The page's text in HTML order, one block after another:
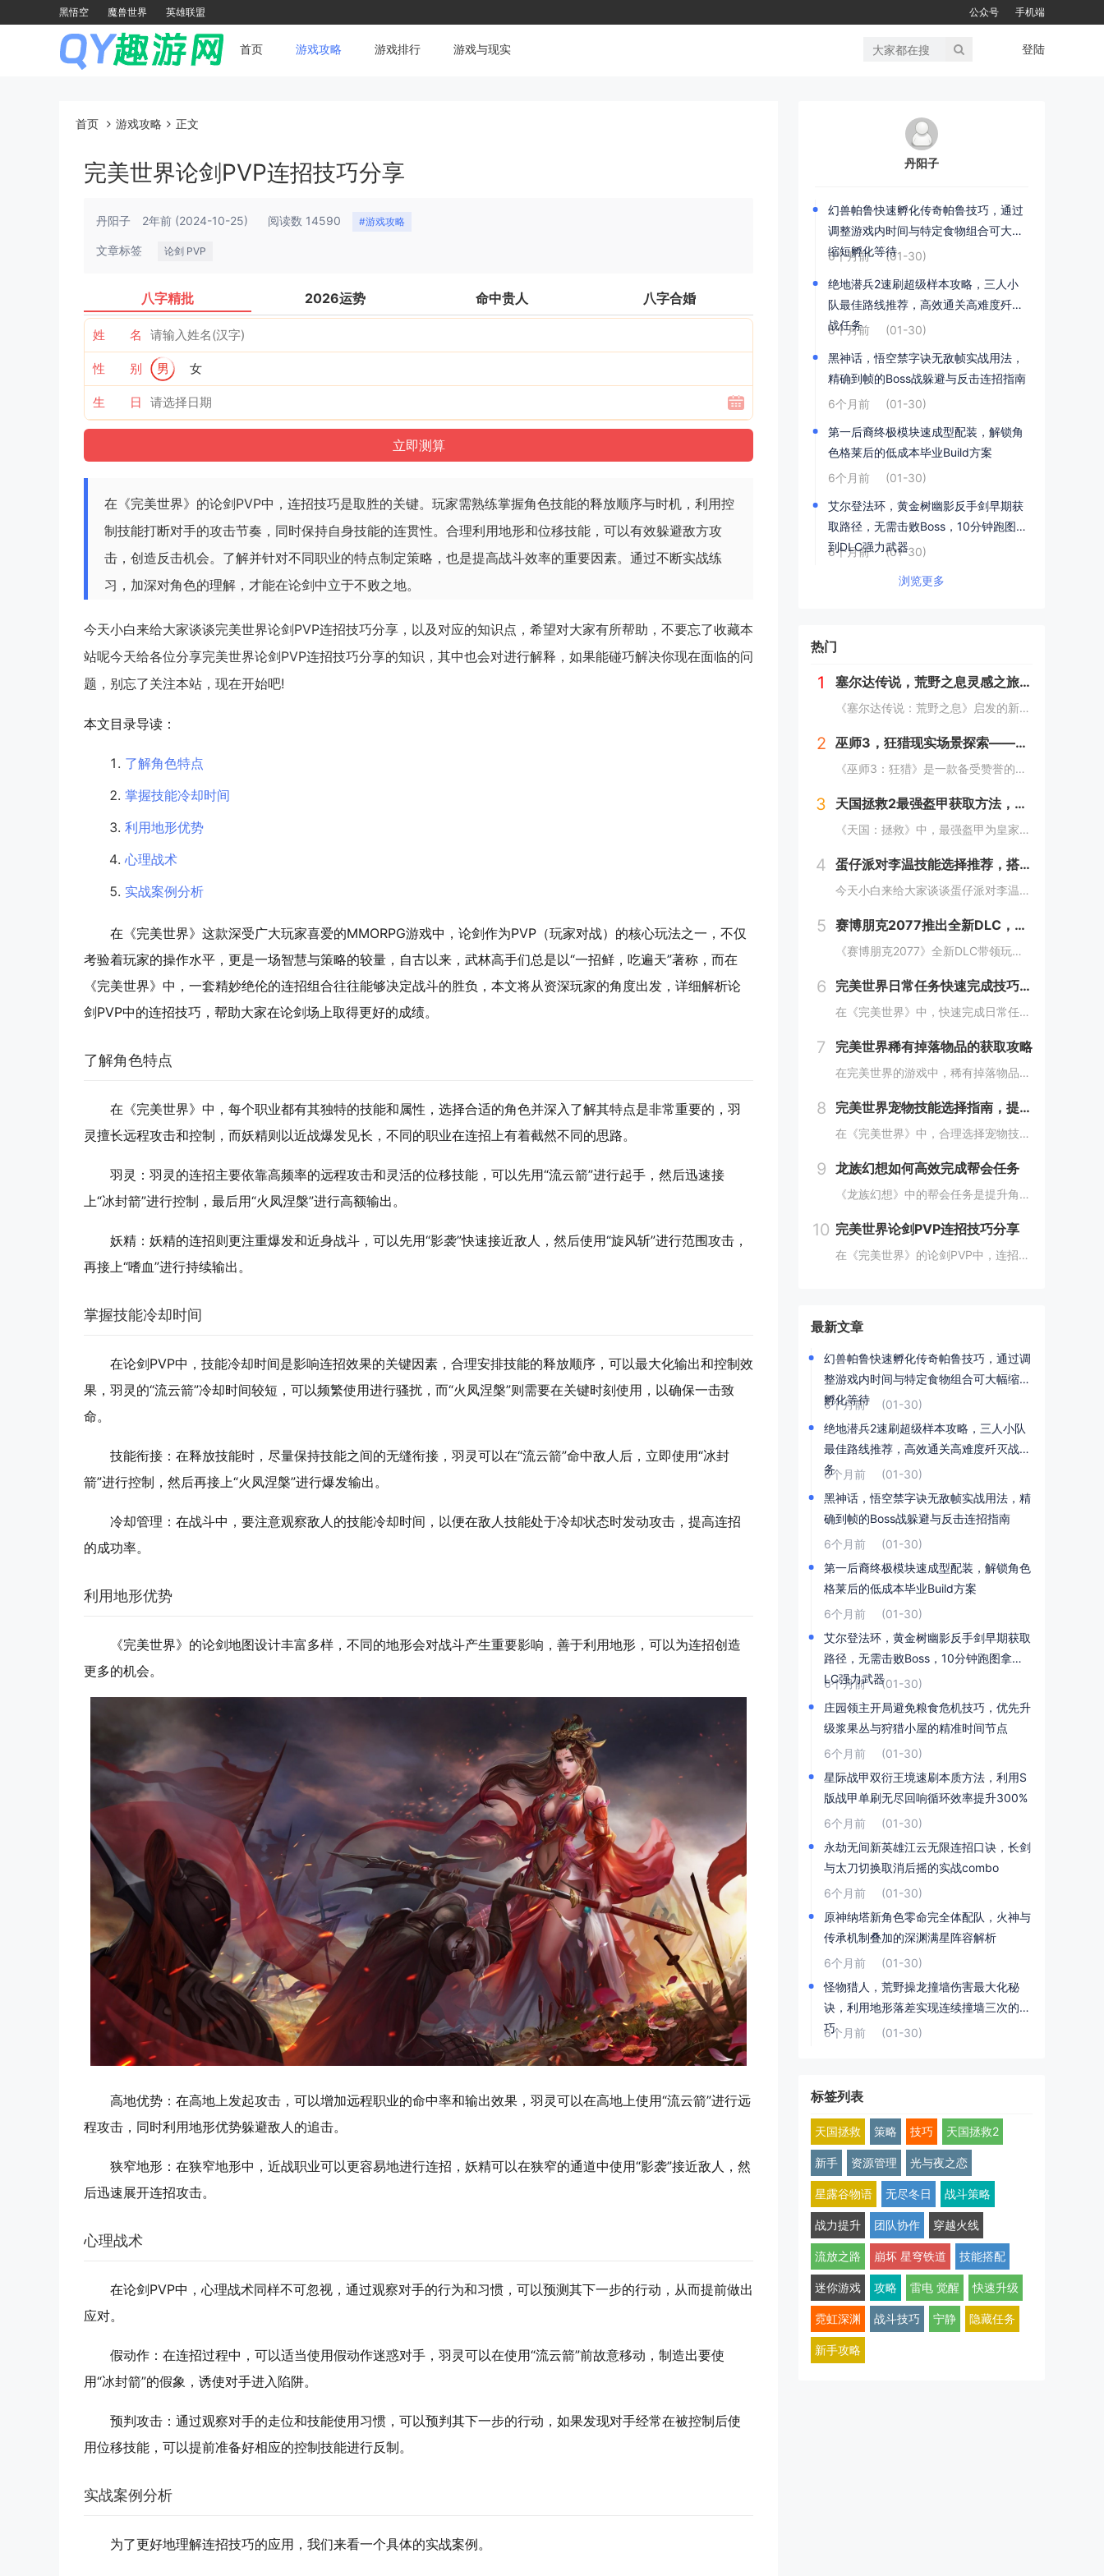
黑悟空 魔兽世界 英雄联盟 公众号 手机端
首页 游戏攻略 游戏排行 游戏与现实 登陆
首页 游戏攻略 正文
完美世界论剑PVP连招技巧分享
丹阳子 2年前 (2024-10-25) 阅读数 14590 #游戏攻略
文章标签 论剑 PVP
八字精批 2026运势 命中贵人 八字合婚
姓 名
性 别 男 女
生 日
在《完美世界》的论剑PVP中，连招技巧是取胜的关键。玩家需熟练掌握角色技能的释放顺序与时机，利用控
制技能打断对手的攻击节奏，同时保持自身技能的连贯性。合理利用地形和位移技能，可以有效躲避敌方攻
击，创造反击机会。了解并针对不同职业的特点制定策略，也是提高战斗效率的重要因素。通过不断实战练
习，加深对角色的理解，才能在论剑中立于不败之地。
今天小白来给大家谈谈完美世界论剑PVP连招技巧分享，以及对应的知识点，希望对大家有所帮助，不要忘了收藏本
站呢今天给各位分享完美世界论剑PVP连招技巧分享的知识，其中也会对进行解释，如果能碰巧解决你现在面临的问
题，别忘了关注本站，现在开始吧!
本文目录导读：
了解角色特点
掌握技能冷却时间
利用地形优势
心理战术
实战案例分析
在《完美世界》这款深受广大玩家喜爱的MMORPG游戏中，论剑作为PVP（玩家对战）的核心玩法之一，不仅
考验着玩家的操作水平，更是一场智慧与策略的较量，自古以来，武林高手们总是以“一招鲜，吃遍天”著称，而在
《完美世界》中，一套精妙绝伦的连招组合往往能够决定战斗的胜负，本文将从资深玩家的角度出发，详细解析论
剑PVP中的连招技巧，帮助大家在论剑场上取得更好的成绩。
了解角色特点
在《完美世界》中，每个职业都有其独特的技能和属性，选择合适的角色并深入了解其特点是非常重要的，羽
灵擅长远程攻击和控制，而妖精则以近战爆发见长，不同的职业在连招上有着截然不同的思路。
羽灵 ：羽灵的连招主要依靠高频率的远程攻击和灵活的位移技能，可以先用“流云箭”进行起手，然后迅速接
上“冰封箭”进行控制，最后用“火凤涅槃”进行高额输出。
妖精 ：妖精的连招则更注重爆发和近身战斗，可以先用“影袭”快速接近敌人，然后使用“旋风斩”进行范围攻击，
再接上“嗜血”进行持续输出。
掌握技能冷却时间
在论剑PVP中，技能冷却时间是影响连招效果的关键因素，合理安排技能的释放顺序，可以最大化输出和控制效
果，羽灵的“流云箭”冷却时间较短，可以频繁使用进行骚扰，而“火凤涅槃”则需要在关键时刻使用，以确保一击致
命。
技能衔接 ：在释放技能时，尽量保持技能之间的无缝衔接，羽灵可以在“流云箭”命中敌人后，立即使用“冰封
箭”进行控制，然后再接上“火凤涅槃”进行爆发输出。
冷却管理 ：在战斗中，要注意观察敌人的技能冷却时间，以便在敌人技能处于冷却状态时发动攻击，提高连招
的成功率。
利用地形优势
《完美世界》的论剑地图设计丰富多样，不同的地形会对战斗产生重要影响，善于利用地形，可以为连招创造
更多的机会。
高地优势 ：在高地上发起攻击，可以增加远程职业的命中率和输出效果，羽灵可以在高地上使用“流云箭”进行远
程攻击，同时利用地形优势躲避敌人的追击。
狭窄地形 ：在狭窄地形中，近战职业可以更容易地进行连招，妖精可以在狭窄的通道中使用“影袭”接近敌人，然
后迅速展开连招攻击。
心理战术
在论剑PVP中，心理战术同样不可忽视，通过观察对手的行为和习惯，可以预测其下一步的行动，从而提前做出
应对。
假动作 ：在连招过程中，可以适当使用假动作迷惑对手，羽灵可以在使用“流云箭”前故意移动，制造出要使
用“冰封箭”的假象，诱使对手进入陷阱。
预判攻击 ：通过观察对手的走位和技能使用习惯，可以预判其下一步的行动，如果发现对手经常在被控制后使
用位移技能，可以提前准备好相应的控制技能进行反制。
实战案例分析
为了更好地理解连招技巧的应用，我们来看一个具体的实战案例。
丹阳子
幻兽帕鲁快速孵化传奇帕鲁技巧，通过
调整游戏内时间与特定食物组合可大幅
缩短孵化等待
6个月前
(01-30)
绝地潜兵2速刷超级样本攻略，三人小
队最佳路线推荐，高效通关高难度歼灭
战任务
6个月前
(01-30)
黑神话，悟空禁字诀无敌帧实战用法，
精确到帧的Boss战躲避与反击连招指南
6个月前
(01-30)
第一后裔终极模块速成型配装，解锁角
色格莱后的低成本毕业Build方案
6个月前
(01-30)
艾尔登法环，黄金树幽影反手剑早期获
取路径，无需击败Boss，10分钟跑图拿
到DLC强力武器
6个月前 (01-30)
浏览更多
热门
1 塞尔达传说，荒野之息灵感之旅——新西兰南岛峡湾探秘与荒野生存体验
《塞尔达传说：荒野之息》启发的新西兰南岛之旅，探索了其壮丽的自然风光与荒野生存体验。在峡湾国家公园，你将亲历游戏般的奇妙景色，从镜面般的湖泊、雄伟的山脉到神秘的森林，每一处都仿佛是游戏中的场景再现。你可以参与野外生存活动，学习采集、搭建庇护...
2 巫师3，狂猎现实场景探索——波兰的梅德韦德堡与温特堡城堡的奇幻之旅
《巫师3：狂猎》是一款备受赞誉的角色扮演游戏，其现实中的灵感来源之一是波兰的梅德韦德堡和温特堡城堡。这两处地点以其独特的中世纪建筑风格和壮丽的自然风光，为游戏营造了奇幻而真实的背景。梅德韦德堡位于波兰南部，拥有悠久的历史和神秘氛围；而温特堡...
3 天国拯救2最强盔甲获取方法，全套装位置一览
《天国：拯救》中，最强盔甲为皇家骑士盔甲，获取较为复杂。首先需完成“皇家侍卫”任务线，帮助亨利成为国王的私人护卫。之后，在王宫内找到盔甲的具体位置，通常藏于密室或特定房间。完成相关任务后，玩家可获得这套顶级装备，大幅提升防御力和战斗能力。游...
4 蛋仔派对李温技能选择推荐，搭配出最佳套路
今天小白来给大家谈谈蛋仔派对李温技能选择推荐，搭配出最佳套路，以及蛋仔派对攻略对应的知识点，希望对大家有所帮助，不要忘了收藏本站呢今天给各位分享蛋仔派对李温技能选择推荐，搭配出最佳套路的知识，其中也会对蛋仔派对攻略进行解释，如果能碰巧解决你...
5 赛博朋克2077推出全新DLC，探索未来城市的秘密和新任务
《赛博朋克2077》全新DLC带领玩家深入未来城市，揭示隐藏的秘密并开启一系列新任务。在这一扩展内容中，玩家将有机会探索更多未知区域，体验丰富多彩的剧情，与全新角色互动，进一步丰富游戏世界的沉浸感与可玩性。今天小白来给大家谈谈《赛博朋克20...
6 完美世界日常任务快速完成技巧，轻松获取丰厚奖励
在《完美世界》中，快速完成日常任务不仅能节省时间，还能确保玩家获得丰厚的奖励。合理规划任务路线，优先选择高经验值和金币奖励的任务。利用双倍经验时间进行任务，可以事半功倍。组队完成任务效率更高，特别是对于需要击败强大敌人的任务。不要忘记使用游...
7 完美世界稀有掉落物品的获取攻略
在完美世界的游戏中，稀有掉落物品是玩家追求的目标之一。这些物品通常只能通过特定的活动、副本或怪物获得，且掉落率极低。为了提高获取几率，玩家可以组队参与高难度副本，多次挑战以增加机会；参加限时活动，如节日庆典和特殊任务，这些活动往往会有额外奖...
8 完美世界宠物技能选择指南，提高宠物实力的技巧
在《完美世界》中，合理选择宠物技能是提升宠物实力的关键。优先考虑增强宠物基础属性的技能，如攻击、防御和生命值。根据宠物类型和定位，选择合适的主动或被动技能，如控制、辅助或输出技能。利用宠物技能书升级技能等级，以及通过宠物合成功能优化技能组合...
9 龙族幻想如何高效完成帮会任务
《龙族幻想》中的帮会任务是提升角色实力和获得丰厚奖励的重要途径。要高效完成帮会任务，首先需要合理安排时间，选择高效率的任务组合，如组队完成副本或集体参与帮会活动。利用好帮会资源，如经验药水、加速道具等，可以显著提高任务完成速度。积极与帮会成...
10 完美世界论剑PVP连招技巧分享
在《完美世界》的论剑PVP中，连招技巧是取胜的关键。玩家需熟练掌握角色技能的释放顺序与时机，利用控制技能打断对手的攻击节奏，同时保持自身技能的连贯性。合理利用地形和位移技能，可以有效躲避敌方攻击，创造反击机会。了解并针对不同职业的特点制定策...
最新文章
幻兽帕鲁快速孵化传奇帕鲁技巧，通过调
整游戏内时间与特定食物组合可大幅缩短
孵化等待
6个月前
(01-30)
绝地潜兵2速刷超级样本攻略，三人小队
最佳路线推荐，高效通关高难度歼灭战任
务
6个月前
(01-30)
黑神话，悟空禁字诀无敌帧实战用法，精
确到帧的Boss战躲避与反击连招指南
6个月前
(01-30)
第一后裔终极模块速成型配装，解锁角色
格莱后的低成本毕业Build方案
6个月前
(01-30)
艾尔登法环，黄金树幽影反手剑早期获取
路径，无需击败Boss，10分钟跑图拿到D
LC强力武器
6个月前
(01-30)
庄园领主开局避免粮食危机技巧，优先升
级浆果丛与狩猎小屋的精准时间节点
6个月前
(01-30)
星际战甲双衍王境速刷本质方法，利用S
版战甲单刷无尽回响循环效率提升300%
6个月前
(01-30)
永劫无间新英雄江云无限连招口诀，长剑
与太刀切换取消后摇的实战combo
6个月前
(01-30)
原神纳塔新角色零命完全体配队，火神与
传承机制叠加的深渊满星阵容解析
6个月前
(01-30)
怪物猎人，荒野操龙撞墙伤害最大化秘
诀，利用地形落差实现连续撞墙三次的技
巧
6个月前 (01-30)
标签列表
天国拯救 策略 技巧 天国拯救2
新手 资源管理 光与夜之恋
星露谷物语 无尽冬日 战斗策略
战力提升 团队协作 穿越火线
流放之路 崩坏 星穹铁道 技能搭配
迷你游戏 攻略 雷电 觉醒 快速升级
霓虹深渊 战斗技巧 宁静 隐藏任务
新手攻略